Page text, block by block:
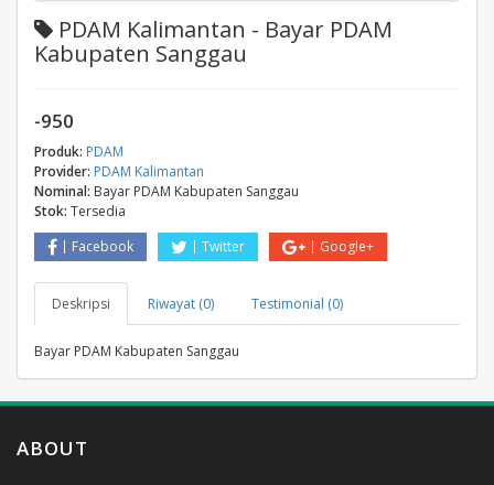
PDAM Kalimantan - Bayar PDAM
Kabupaten Sanggau
-950
Produk: PDAM
Provider: PDAM Kalimantan
Nominal: Bayar PDAM Kabupaten Sanggau
Stok: Tersedia
Facebook
Twitter Google+
Deskripsi Riwayat (0) Testimonial (0)
Bayar PDAM Kabupaten Sanggau
ABOUT